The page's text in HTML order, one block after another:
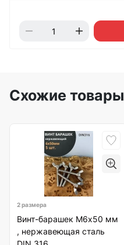
Схожие товары
2 размера
Винт-барашек М6х50 мм
, нержавеющая сталь